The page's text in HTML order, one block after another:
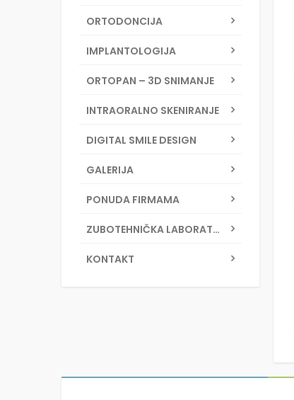
ORTODONCIJA
IMPLANTOLOGIJA
ORTOPAN – 3D SNIMANJE
INTRAORALNO SKENIRANJE
DIGITAL SMILE DESIGN
GALERIJA
PONUDA FIRMAMA
ZUBOTEHNIČKA LABORATORIJA
KONTAKT